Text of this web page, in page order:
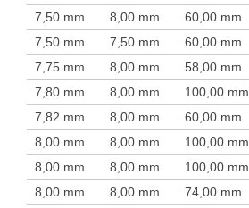
7,50 mm
8,00 mm 60,00 mm
7,50 mm
7,50 mm 60,00 mm
7,75 mm
8,00 mm 58,00 mm
7,80 mm
8,00 mm 100,00 mm
7,82 mm
8,00 mm 60,00 mm
8,00 mm
8,00 mm 100,00 mm
8,00 mm
8,00 mm 100,00 mm
8,00 mm
8,00 mm 74,00 mm